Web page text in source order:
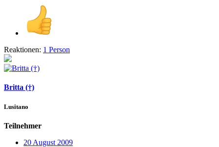
Reaktionen: 1 Person
Britta (†)
Lusitano
Teilnehmer
20 August 2009